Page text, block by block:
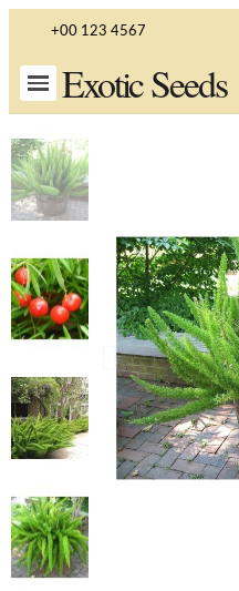
+00 123 4567
Exotic Seeds